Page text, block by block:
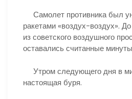
Самолет противника был
ракетами «воздух-воздух».
из советского воздушного
оставались считанные
Утром следующего дня в
настоящая буря.